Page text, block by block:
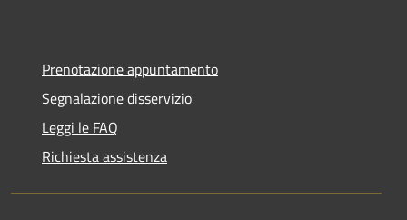
Prenotazione appuntamento
Segnalazione disservizio
Leggi le FAQ
Richiesta assistenza